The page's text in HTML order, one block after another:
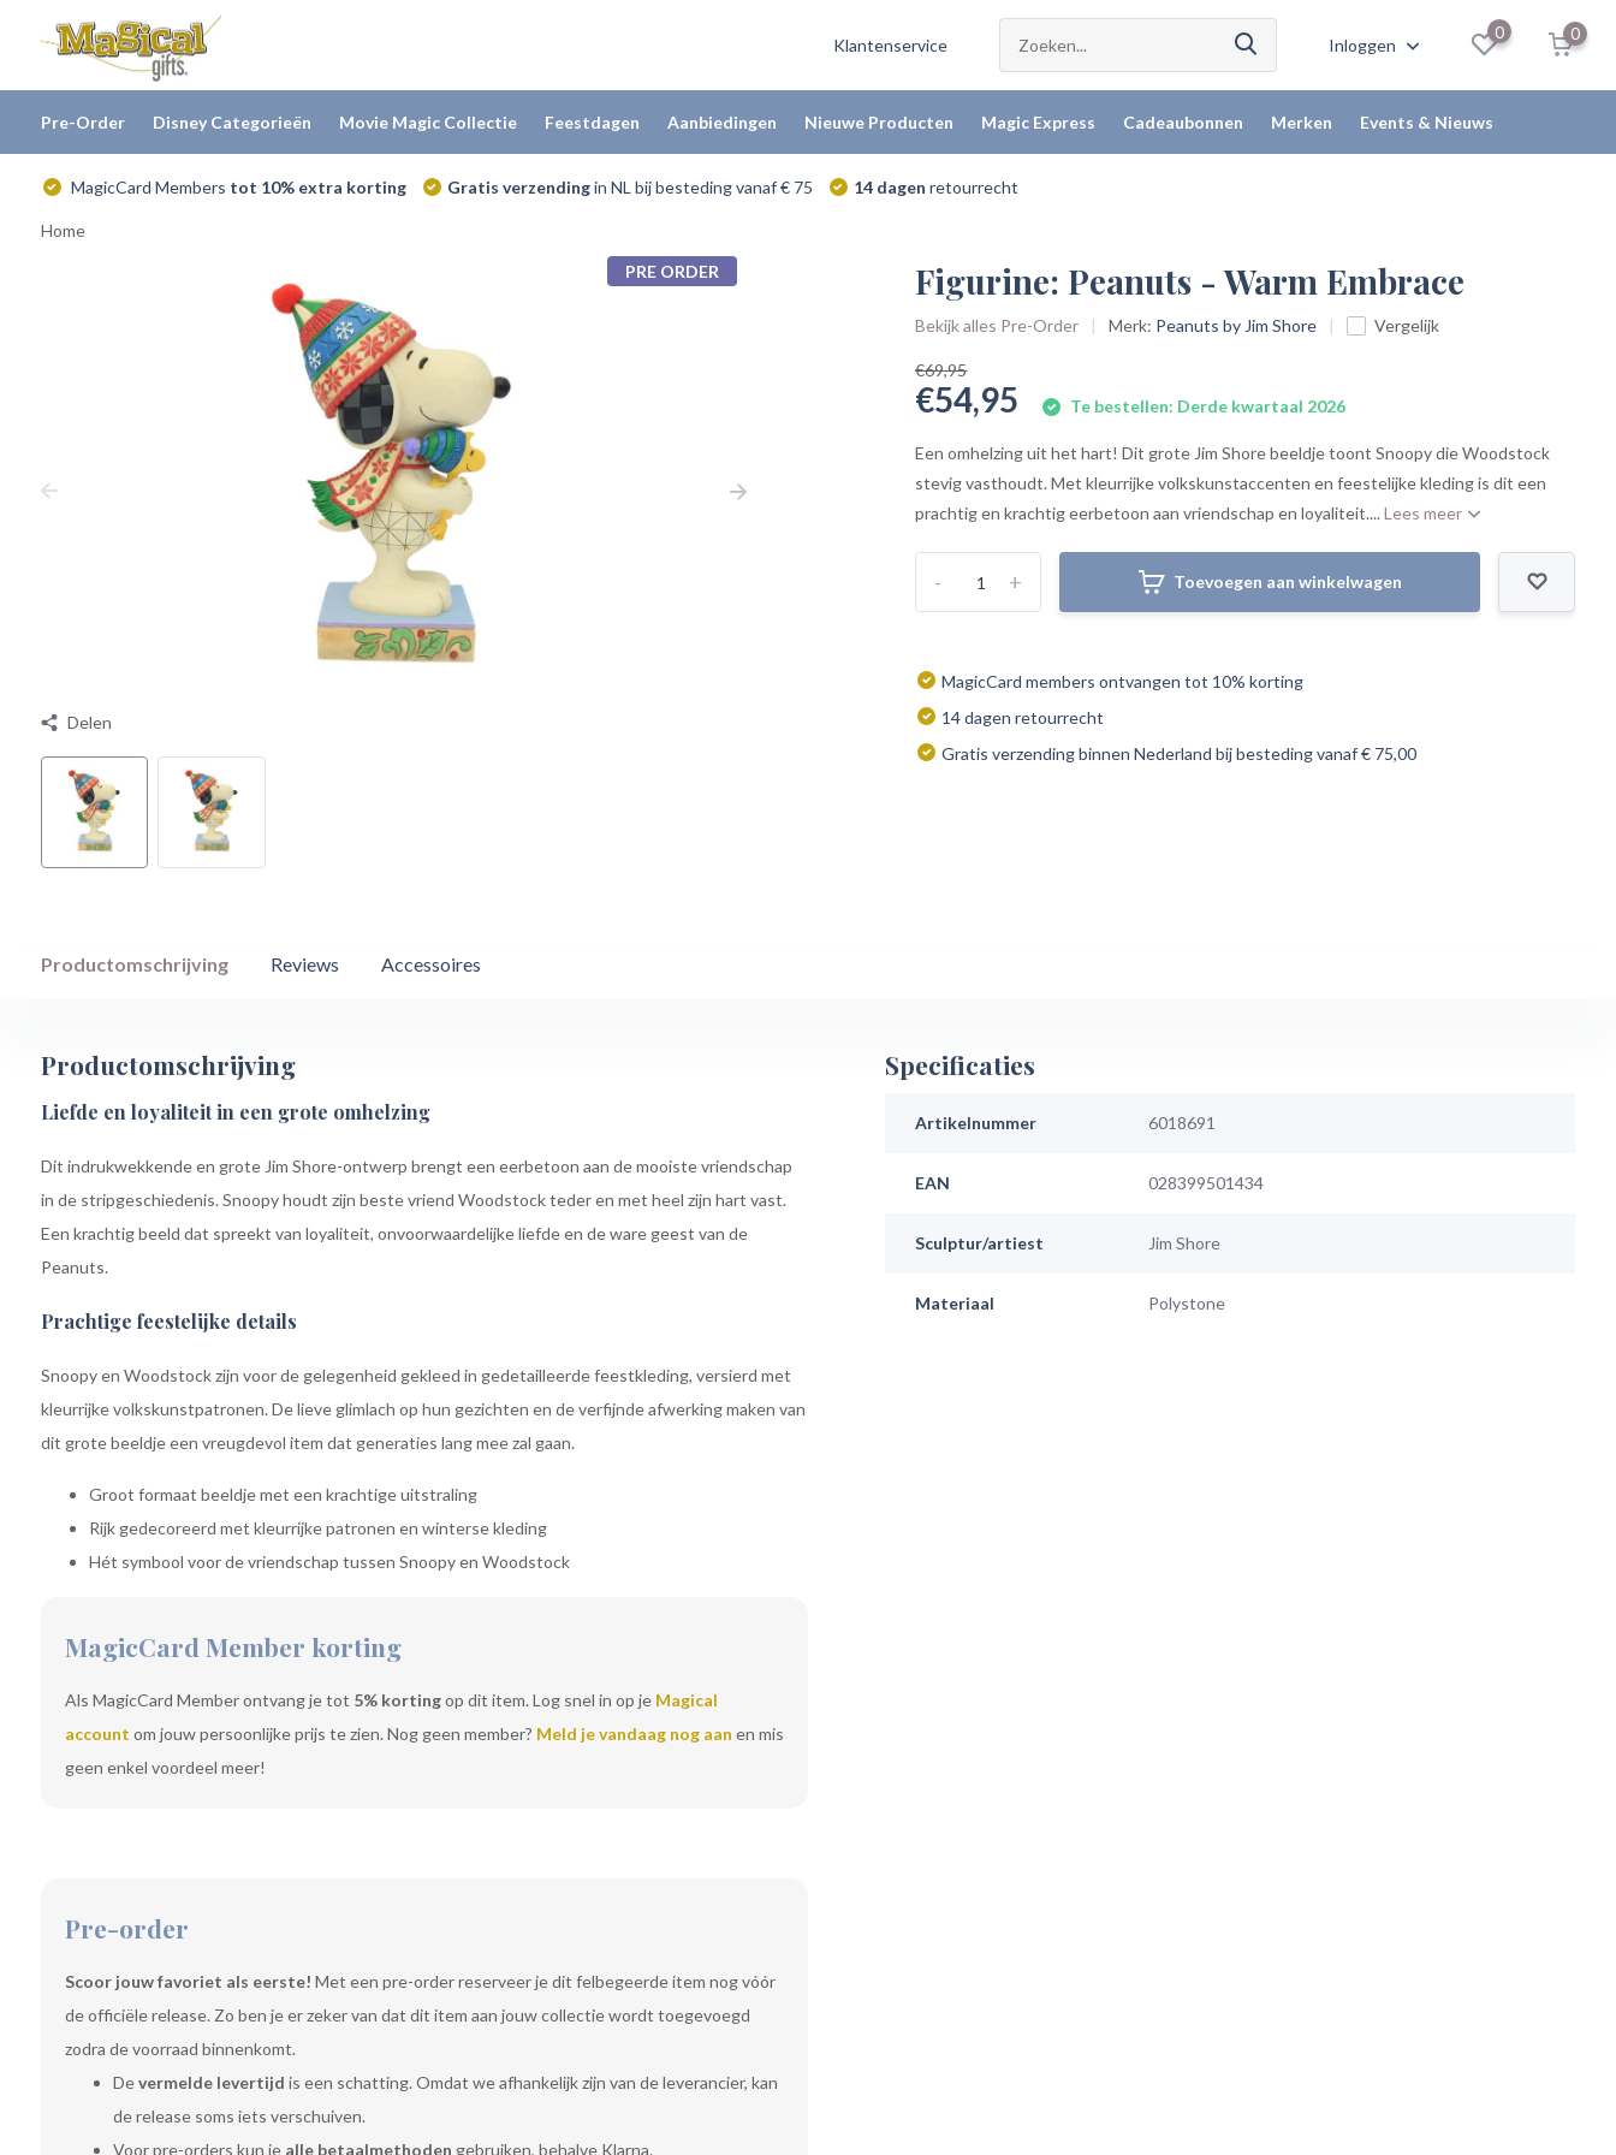
Klantenservice Inloggen
0 0
Pre-Order Disney Categorieën Movie Magic Collectie Feestdagen Aanbiedingen Nieuwe Producten Magic Express Cadeaubonnen Merken Events & Nieuws
MagicCard Members tot 10% extra korting Gratis verzendingin NL bij besteding vanaf € 75 14 dagen retourrecht
Home
PRE ORDER
Delen
Figurine: Peanuts - Warm Embrace
Bekijk alles Pre-Order Merk: Peanuts by Jim Shore Vergelijk
€69,95
€54,95 Te bestellen: Derde kwartaal 2026
Een omhelzing uit het hart! Dit grote Jim Shore beeldje toont Snoopy die Woodstock
stevig vasthoudt. Met kleurrijke volkskunstaccenten en feestelijke kleding is dit een
prachtig en krachtig eerbetoon aan vriendschap en loyaliteit....Lees meer
+
- Toevoegen aan winkelwagen
MagicCard members ontvangen tot 10% korting
14 dagen retourrecht
Gratis verzending binnen Nederland bij besteding vanaf € 75,00
Productomschrijving Reviews Accessoires
Productomschrijving
Liefde en loyaliteit in een grote omhelzing
Dit indrukwekkende en grote Jim Shore-ontwerp brengt een eerbetoon aan de mooiste vriendschap
in de stripgeschiedenis. Snoopy houdt zijn beste vriend Woodstock teder en met heel zijn hart vast.
Een krachtig beeld dat spreekt van loyaliteit, onvoorwaardelijke liefde en de ware geest van de
Peanuts.
Prachtige feestelijke details
Snoopy en Woodstock zijn voor de gelegenheid gekleed in gedetailleerde feestkleding, versierd met
kleurrijke volkskunstpatronen. De lieve glimlach op hun gezichten en de verfijnde afwerking maken van
dit grote beeldje een vreugdevol item dat generaties lang mee zal gaan.
Groot formaat beeldje met een krachtige uitstraling
Rijk gedecoreerd met kleurrijke patronen en winterse kleding
Hét symbool voor de vriendschap tussen Snoopy en Woodstock
MagicCard Member korting
Als MagicCard Member ontvang je tot 5% kortingop dit item. Log snel in op je Magical
account om jouw persoonlijke prijs te zien. Nog geen member? Meld je vandaag nog aan en mis
geen enkel voordeel meer!
Pre-order
Scoor jouw favoriet als eerste! Met een pre-order reserveer je dit felbegeerde item nog vóór
de officiële release. Zo ben je er zeker van dat dit item aan jouw collectie wordt toegevoegd
zodra de voorraad binnenkomt.
Devermelde levertijd is een schatting. Omdat we afhankelijk zijn van de leverancier, kan
de release soms iets verschuiven.
Voor pre-orders kun je alle betaalmethoden gebruiken, behalve Klarna.
Specificaties
Artikelnummer 6018691
EAN 028399501434
Sculptur/artiest Jim Shore
Materiaal Polystone